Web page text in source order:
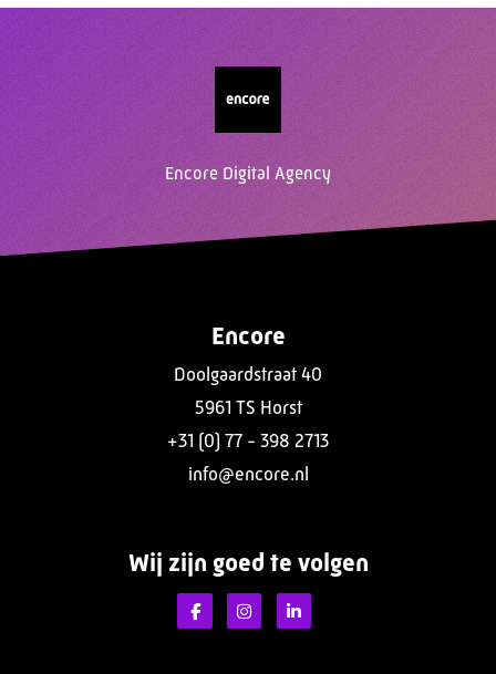
Encore Digital Agency
Encore
Doolgaardstraat 40
5961 TS Horst
+31 (0) 77 - 398 2713
info@encore.nl
Wij zijn goed te volgen